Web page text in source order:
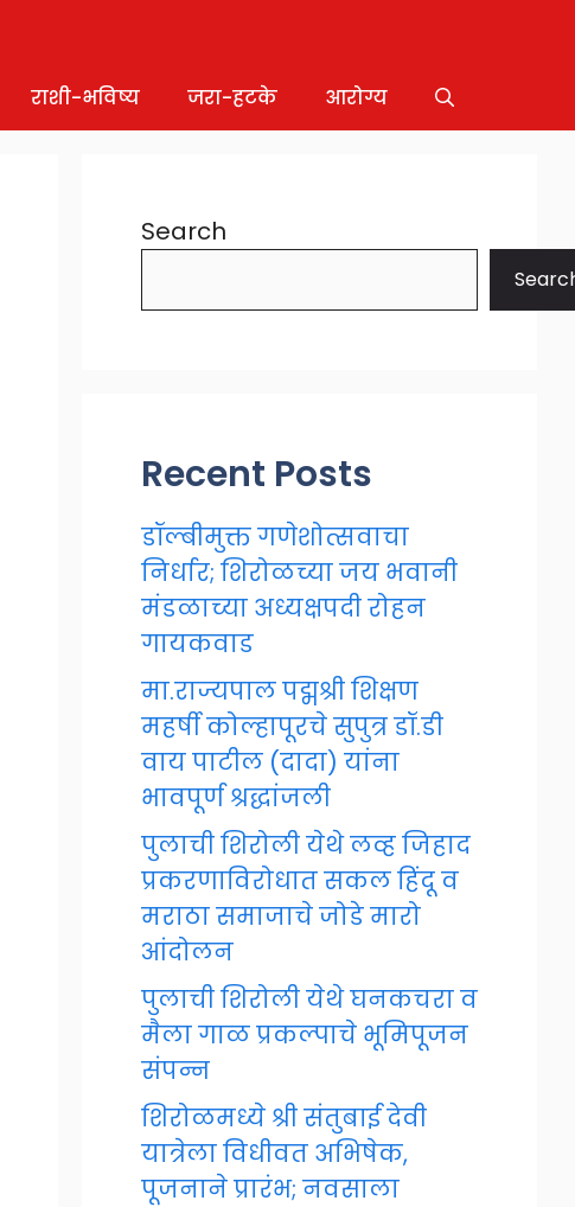
राशी-भविष्य जरा-हटके आरोग्य
Search
Recent Posts
डॉल्बीमुक्त गणेशोत्सवाचा
निर्धार; शिरोळच्या जय भवानी
मंडळाच्या अध्यक्षपदी रोहन
गायकवाड
मा.राज्यपाल पद्मश्री शिक्षण
महर्षी कोल्हापूरचे सुपुत्र डॉ.डी
वाय पाटील (दादा) यांना
भावपूर्ण श्रद्धांजली
पुलाची शिरोली येथे लव्ह जिहाद
प्रकरणाविरोधात सकल हिंदू व
मराठा समाजाचे जोडे मारो
आंदोलन
पुलाची शिरोली येथे घनकचरा व
मैला गाळ प्रकल्पाचे भूमिपूजन
संपन्न
शिरोळमध्ये श्री संतुबाई देवी
यात्रेला विधीवत अभिषेक,
पूजनाने प्रारंभ; नवसाला